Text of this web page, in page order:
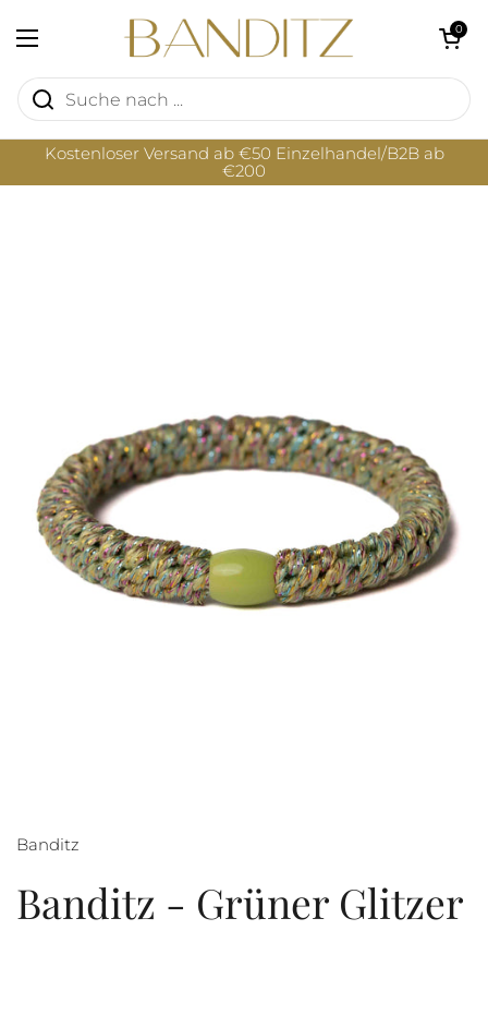
Menü öffnen
Warenkorb
0
Kostenloser Versand ab €50 Einzelhandel/B2B ab
€200
Banditz
Banditz - Grüner Glitzer